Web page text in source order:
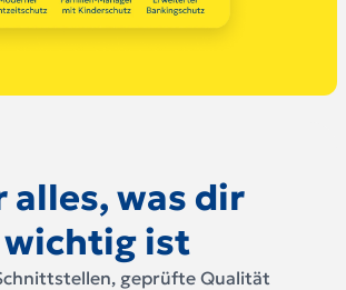
alles, was dir
wichtig ist
geprüfte Qualität